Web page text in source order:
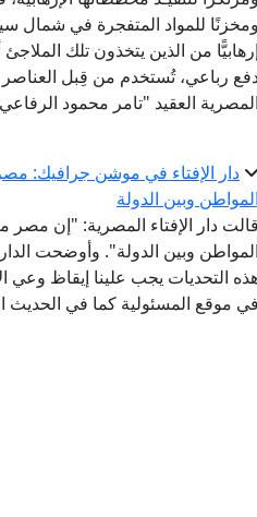
رباعي، تُستخدم من قِبل العناصر
المصرية العقيد "تامر محمود
دار الإفتاء في موشن جرافيك:
المواطن وبين الدولة
قالت دار الإفتاء المصرية: "إن مصر
المواطن وبين الدولة". وأوضحت
التحديات يجب علينا إيقاظ وعي
في موقع المسئولية كما في